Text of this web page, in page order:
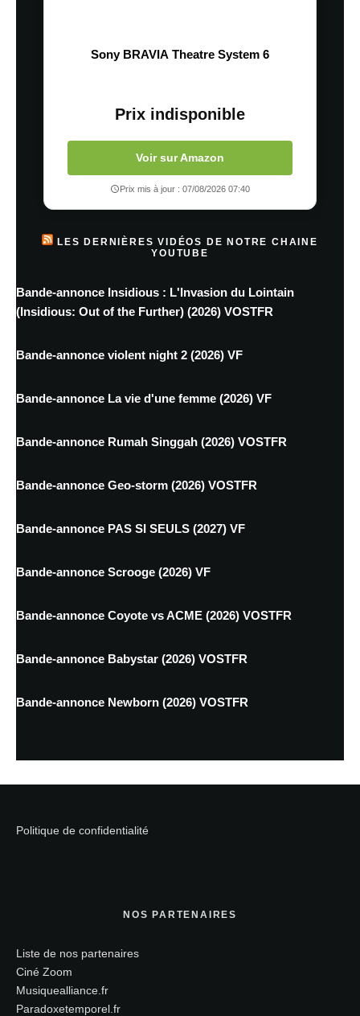
Sony BRAVIA Theatre System 6
Prix indisponible
Voir sur Amazon
Prix mis à jour : 07/08/2026 07:40
LES DERNIÈRES VIDÉOS DE NOTRE CHAINE
YOUTUBE
Bande-annonce Insidious : L'Invasion du Lointain
(Insidious: Out of the Further) (2026) VOSTFR
Bande-annonce violent night 2 (2026) VF
Bande-annonce La vie d'une femme (2026) VF
Bande-annonce Rumah Singgah (2026) VOSTFR
Bande-annonce Geo-storm (2026) VOSTFR
Bande-annonce PAS SI SEULS (2027) VF
Bande-annonce Scrooge (2026) VF
Bande-annonce Coyote vs ACME (2026) VOSTFR
Bande-annonce Babystar (2026) VOSTFR
Bande-annonce Newborn (2026) VOSTFR
Politique de confidentialité
NOS PARTENAIRES
Liste de nos partenaires
Ciné Zoom
Musiquealliance.fr
Paradoxetemporel.fr